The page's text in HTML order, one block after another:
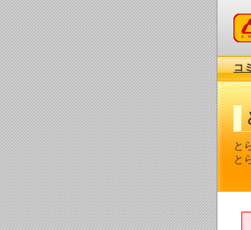
コ
コ
と
と